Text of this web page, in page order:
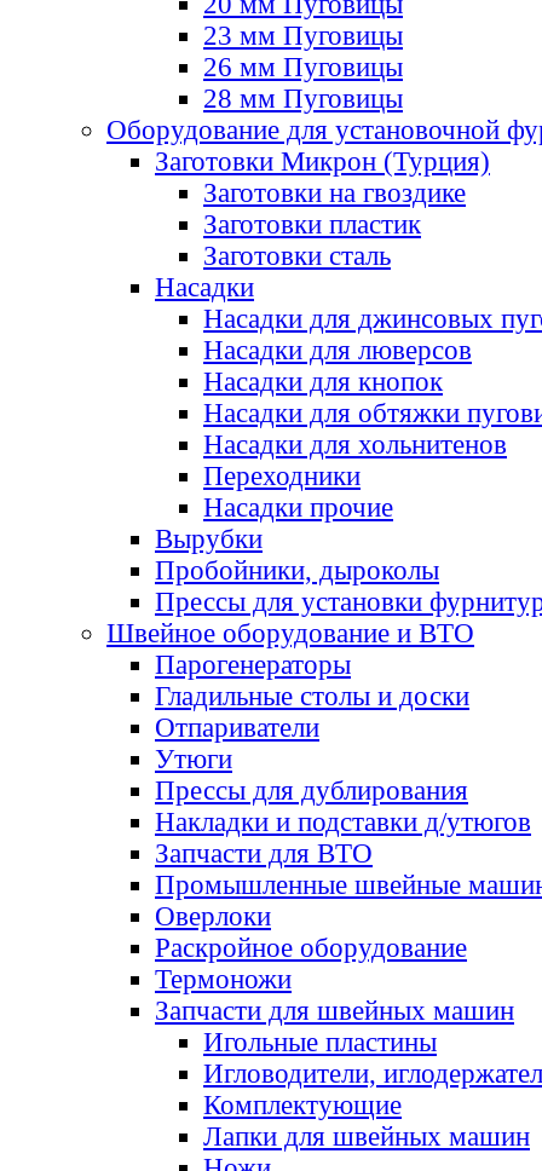
23 мм Пуговицы
26 мм Пуговицы
28 мм Пуговицы
Оборудование для установочной
Заготовки Микрон (Турция)
Заготовки на гвоздике
Заготовки пластик
Заготовки сталь
Насадки
Насадки для джинсовых
Насадки для люверсов
Насадки для кнопок
Насадки для обтяжки
Насадки для хольнитенов
Переходники
Насадки прочие
Вырубки
Пробойники, дыроколы
Прессы для установки
Швейное оборудование и ВТО
Парогенераторы
Гладильные столы и доски
Отпариватели
Утюги
Прессы для дублирования
Накладки и подставки д/утюгов
Запчасти для ВТО
Промышленные швейные
Оверлоки
Раскройное оборудование
Термоножи
Запчасти для швейных машин
Игольные пластины
Игловодители,
Комплектующие
Лапки для швейных машин